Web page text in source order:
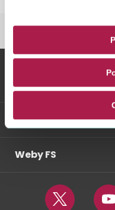
Vybrané informace
Odkazy
Weby FS
Twitter